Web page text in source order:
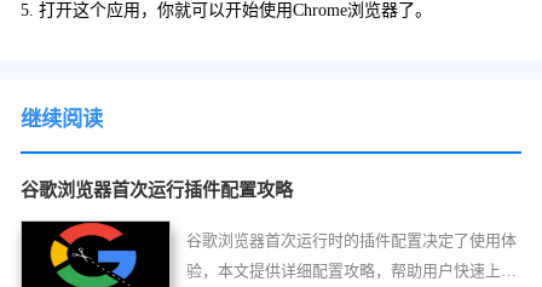
5. 打开这个应用，你就可以开始使用Chrome浏览器了。
继续阅读
谷歌浏览器首次运行插件配置攻略
谷歌浏览器首次运行时的插件配置决定了使用体
验，本文提供详细配置攻略，帮助用户快速上手